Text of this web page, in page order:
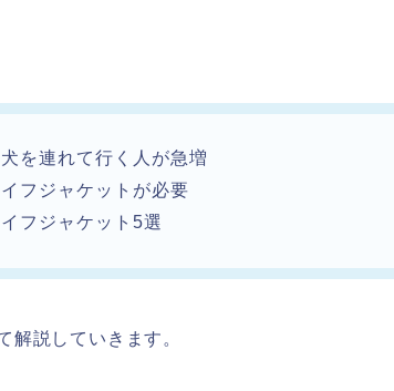
を連れて行く人が急増
フジャケットが必要
フジャケット5選
解説していきます。